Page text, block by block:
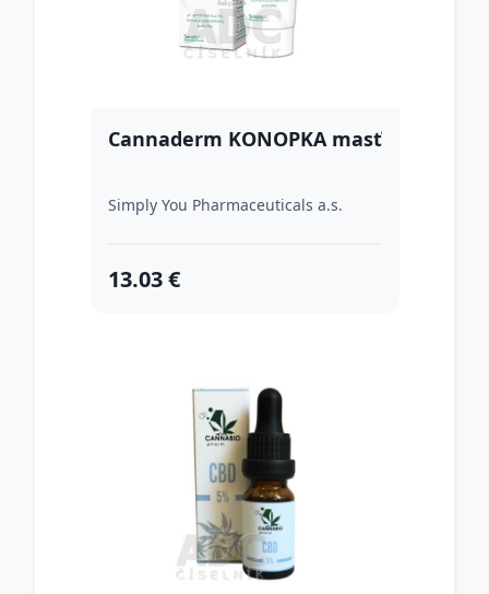
Cannaderm KONOPKA masť
Simply You Pharmaceuticals a.s.
13.03 €